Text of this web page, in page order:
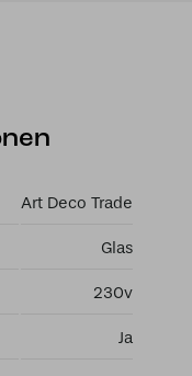
Art Deco Trade
Glas
230v
Ja